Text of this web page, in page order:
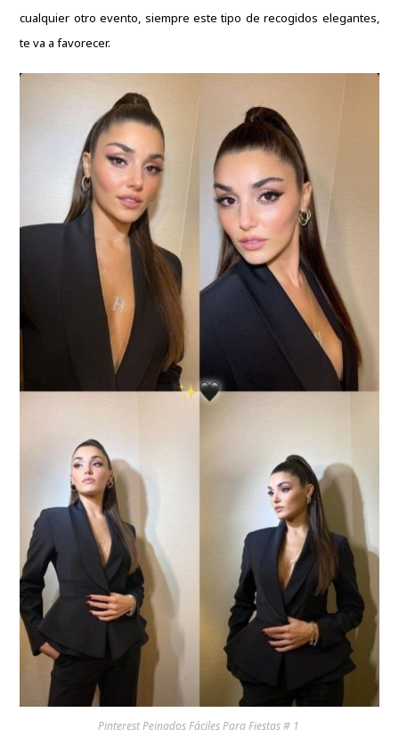
cualquier otro evento, siempre este tipo de recogidos elegantes,
te va a favorecer.
Pinterest Peinados Fáciles Para Fiestas # 1